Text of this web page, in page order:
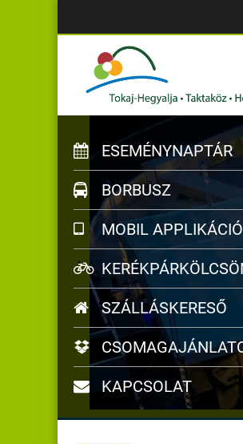
ESEMÉNYNAPTÁR
BORBUSZ
MOBIL APPLIKÁCIÓ
SZÁLLÁSKERESŐ
KAPCSOLAT